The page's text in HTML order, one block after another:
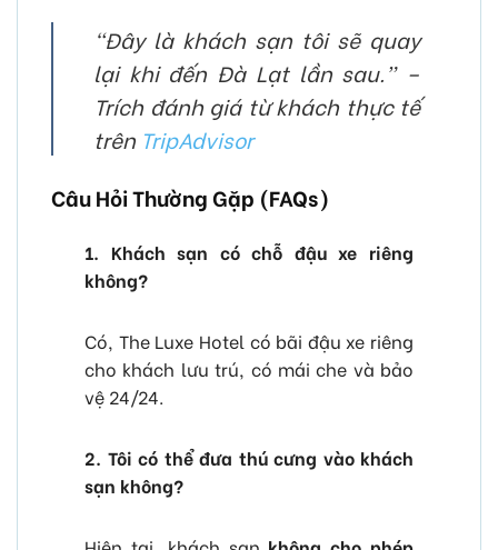
“Đây là khách sạn tôi sẽ quay
lại khi đến Đà Lạt lần sau.” –
Trích đánh giá từ khách thực tế
trên TripAdvisor
Câu Hỏi Thường Gặp (FAQs)
1. Khách sạn có chỗ đậu xe riêng
không?
Có, The Luxe Hotel có bãi đậu xe riêng
cho khách lưu trú, có mái che và bảo
vệ 24/24.
2. Tôi có thể đưa thú cưng vào khách
sạn không?